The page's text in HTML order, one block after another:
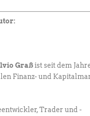
Graßist seit dem
Finanz- und
Trader und